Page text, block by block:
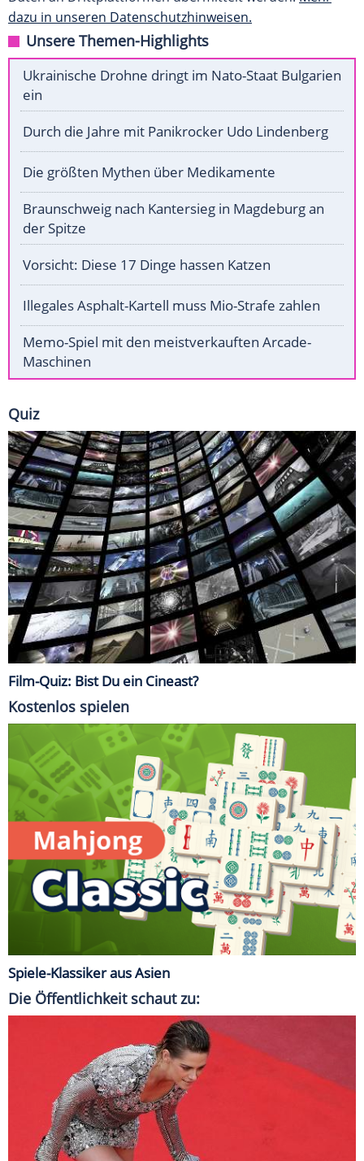
dazu in unseren Datenschutzhinweisen.
Unsere Themen-Highlights
Ukrainische Drohne dringt im Nato-Staat Bulgarien
ein
Durch die Jahre mit Panikrocker Udo Lindenberg
Die größten Mythen über Medikamente
Braunschweig nach Kantersieg in Magdeburg an
der Spitze
Vorsicht: Diese 17 Dinge hassen Katzen
Illegales Asphalt-Kartell muss Mio-Strafe zahlen
Memo-Spiel mit den meistverkauften Arcade-
Maschinen
Quiz
Film-Quiz: Bist Du ein Cineast?
Kostenlos spielen
Spiele-Klassiker aus Asien
Die Öffentlichkeit schaut zu: